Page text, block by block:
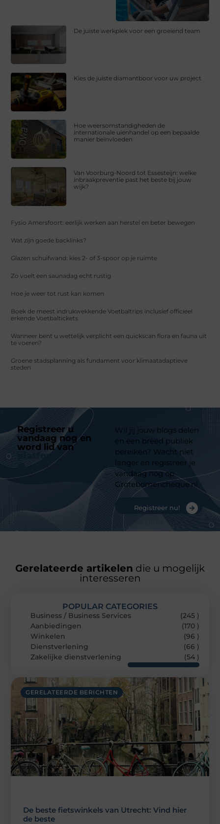
De juiste werkplek voor een groeiend team
Kies de juiste diamantboor voor uw project
Hoe weersomstandigheden de
internationale uienhandel op een bepaalde
manier beïnvloeden
Van Voorburg-Noord tot Essesteijn: welke
inbraakpreventie past het beste bij jouw
wijk?
Fysio Amersfoort: eerlijk werken aan herstel en beter bewegen
Wat zijn goede backlinks?
Glazen schuifwand: kies 2- of 3-spoor op je ruimte
Zo voelt een saunadag echt rustig
Hoe je weer tot rust kan komen
Boek de meest indrukwekkende Voetbaltrips inclusief officieel
erkende Voetbaltickets
Wanneer bent u wettelijk verplicht een quickscan flora en fauna uit
te voeren?
Groene stadsplanning als fundament voor klimaatadaptieve
steden
Registreer u
vandaag nog en
word lid van
platform
Wil jij jouw blogs delen
en een breed publiek
bereiken? Wacht niet
langer en registreer je
vandaag nog op
Grotebomencheque.nl
Registreer nu!
Gerelateerde artikelen die u mogelijk
interesseren
GERELATEERDE BERICHTEN
De beste fietswinkels van Utrecht: Vind hier
de beste
POPULAR CATEGORIES
Business / Business Services
(245 )
Aanbiedingen
(170 )
Winkelen
(96 )
Dienstverlening
(66 )
Zakelijke dienstverlening
(54 )